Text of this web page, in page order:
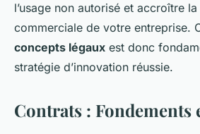
l’usage non autorisé et accroître
commerciale de votre entreprise.
concepts légaux est donc
stratégie d’innovation réussie.
Contrats : Fondements